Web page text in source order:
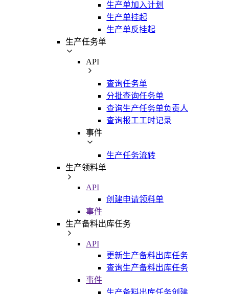
生产单加入计划
生产单挂起
生产单反挂起
生产任务单
API
查询任务单
分批查询任务单
查询生产任务单负责人
查询报工工时记录
事件
生产任务流转
生产领料单
API
创建申请领料单
事件
生产备料出库任务
API
更新生产备料出库任务
查询生产备料出库任务
事件
生产备料出库任务创建